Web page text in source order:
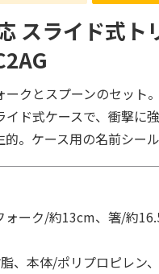
スライド式ト
クとスプーンのセット
ド式ケースで、衝撃に
。ケース用の名前シール
ーク/約13cm、箸/約
、本体/ポリプロピレン